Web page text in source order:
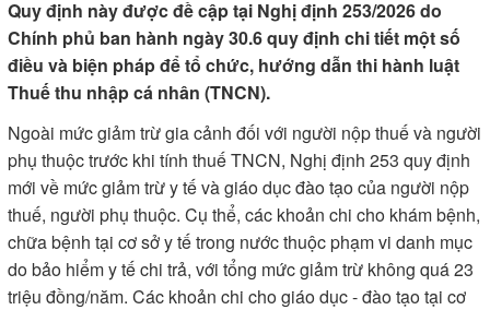
Quy định này được đề cập tại Nghị định 253/2026 do
Chính phủ ban hành ngày 30.6 quy định chi tiết một số
điều và biện pháp để tổ chức, hướng dẫn thi hành luật
Thuế thu nhập cá nhân (TNCN).
Ngoài mức giảm trừ gia cảnh đối với người nộp thuế và người
phụ thuộc trước khi tính thuế TNCN, Nghị định 253 quy định
mới về mức giảm trừ y tế và giáo dục đào tạo của người nộp
thuế, người phụ thuộc. Cụ thể, các khoản chi cho khám bệnh,
chữa bệnh tại cơ sở y tế trong nước thuộc phạm vi danh mục
do bảo hiểm y tế chi trả, với tổng mức giảm trừ không quá 23
triệu đồng/năm. Các khoản chi cho giáo dục - đào tạo tại cơ